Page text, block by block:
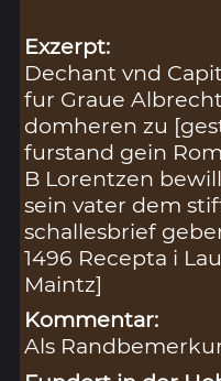
Exzerpt:
Dechant vnd
fur Graue
domheren zu
furstand gein
B Lorentzen
sein vater dem
schallesbrief
1496 Recepta i
Maintz]
Kommentar:
Als